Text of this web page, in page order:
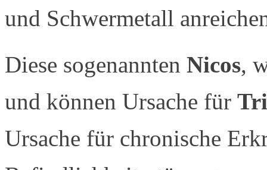
und Schwermetall
Diese sogenannten Nicos,
und können Ursache für
Ursache für chronische